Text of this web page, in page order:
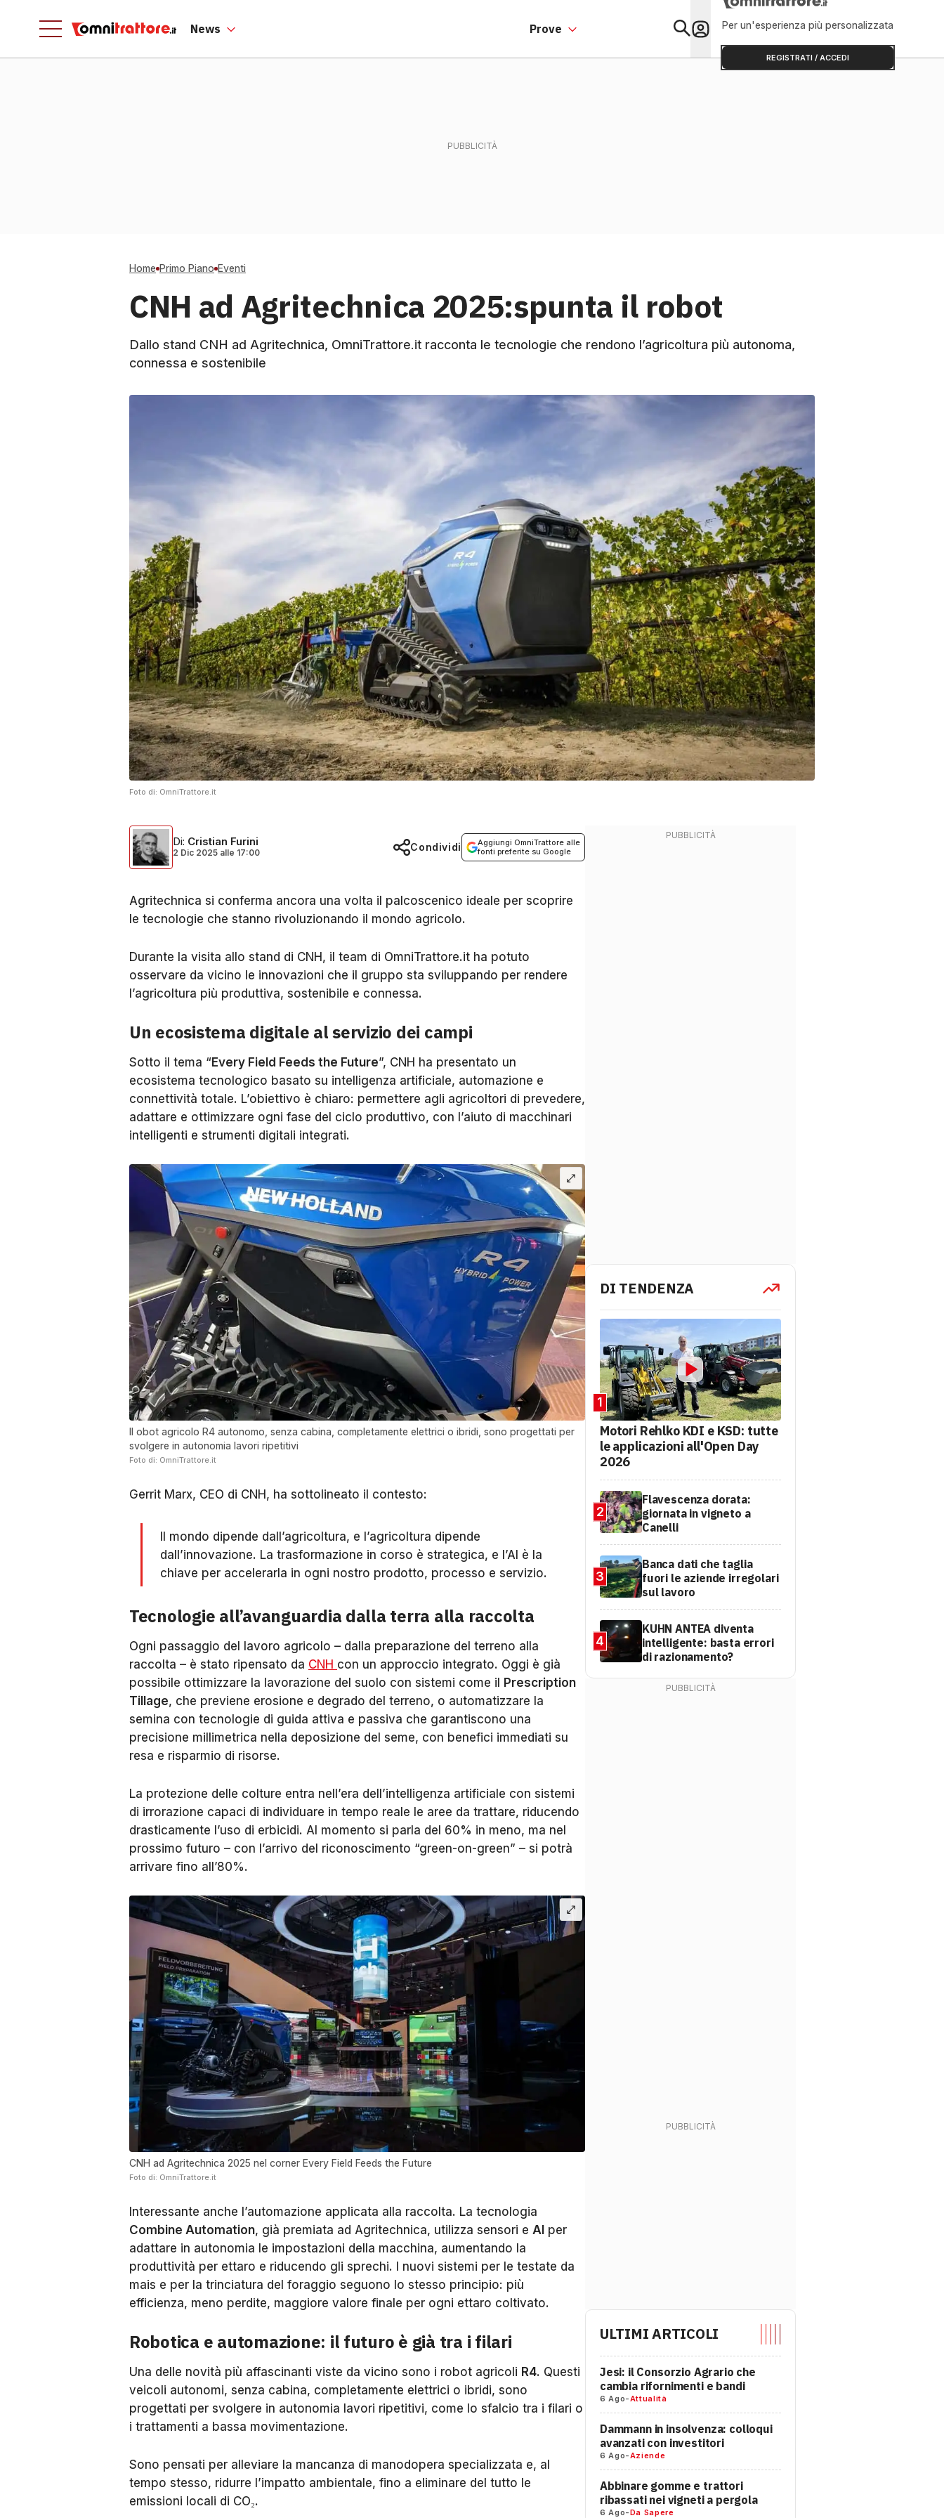
News Prove Primo Piano
Per un'esperienza più personalizzata
REGISTRATI / ACCEDI
Home Primo Piano Eventi
CNH ad Agritechnica 2025:spunta il robot
Dallo stand CNH ad Agritechnica, OmniTrattore.it racconta le tecnologie che rendono l’agricoltura più autonoma,
connessa e sostenibile
Foto di: OmniTrattore.it
Di: Cristian Furini
2 Dic 2025 alle 17:00
Aggiungi OmniTrattore alle
fonti preferite su Google
Condividi
Agritechnica si conferma ancora una volta il palcoscenico ideale per scoprire
le tecnologie che stanno rivoluzionando il mondo agricolo.
Durante la visita allo stand di CNH, il team di OmniTrattore.it ha potuto
osservare da vicino le innovazioni che il gruppo sta sviluppando per rendere
l’agricoltura più produttiva, sostenibile e connessa.
Un ecosistema digitale al servizio dei campi
Sotto il tema “ Every Field Feeds the Future”, CNH ha presentato un
ecosistema tecnologico basato su intelligenza artificiale, automazione e
connettività totale. L’obiettivo è chiaro: permettere agli agricoltori di prevedere,
adattare e ottimizzare ogni fase del ciclo produttivo, con l’aiuto di macchinari
intelligenti e strumenti digitali integrati.
Il obot agricolo R4 autonomo, senza cabina, completamente elettrici o ibridi, sono progettati per
svolgere in autonomia lavori ripetitivi
Foto di: OmniTrattore.it
Gerrit Marx, CEO di CNH, ha sottolineato il contesto:
Il mondo dipende dall’agricoltura, e l’agricoltura dipende
dall’innovazione. La trasformazione in corso è strategica, e l’AI è la
chiave per accelerarla in ogni nostro prodotto, processo e servizio.
Tecnologie all’avanguardia dalla terra alla raccolta
Ogni passaggio del lavoro agricolo – dalla preparazione del terreno alla
raccolta – è stato ripensato da CNH con un approccio integrato. Oggi è già
possibile ottimizzare la lavorazione del suolo con sistemi come il
Prescription
Tillage, che previene erosione e degrado del terreno, o automatizzare la
semina con tecnologie di guida attiva e passiva che garantiscono una
precisione millimetrica nella deposizione del seme, con benefici immediati su
resa e risparmio di risorse.
La protezione delle colture entra nell’era dell’intelligenza artificiale con sistemi
di irrorazione capaci di individuare in tempo reale le aree da trattare, riducendo
drasticamente l’uso di erbicidi. Al momento si parla del 60% in meno, ma nel
prossimo futuro – con l’arrivo del riconoscimento “green-on-green” – si potrà
arrivare fino all’80%.
CNH ad Agritechnica 2025 nel corner Every Field Feeds the Future
Foto di: OmniTrattore.it
Interessante anche l’automazione applicata alla raccolta. La tecnologia
Combine Automation, già premiata ad Agritechnica, utilizza sensori e AI per
adattare in autonomia le impostazioni della macchina, aumentando la
produttività per ettaro e riducendo gli sprechi. I nuovi sistemi per le testate da
mais e per la trinciatura del foraggio seguono lo stesso principio: più
efficienza, meno perdite, maggiore valore finale per ogni ettaro coltivato.
Robotica e automazione: il futuro è già tra i filari
Una delle novità più affascinanti viste da vicino sono i robot agricoli R4. Questi
veicoli autonomi, senza cabina, completamente elettrici o ibridi, sono
progettati per svolgere in autonomia lavori ripetitivi, come lo sfalcio tra i filari o
i trattamenti a bassa movimentazione.
Sono pensati per alleviare la mancanza di manodopera specializzata e, al
tempo stesso, ridurre l’impatto ambientale, fino a eliminare del tutto le
emissioni locali di CO₂.
DI TENDENZA
1
Motori Rehlko KDI e KSD: tutte
le applicazioni all'Open Day
2026
2
Flavescenza dorata:
giornata in vigneto a
Canelli
3
Banca dati che taglia
fuori le aziende irregolari
sul lavoro
4
KUHN ANTEA diventa
intelligente: basta errori
di razionamento?
ULTIMI ARTICOLI
Jesi: il Consorzio Agrario che
cambia rifornimenti e bandi
6 Ago-Attualità
Dammann in insolvenza: colloqui
avanzati con investitori
6 Ago-Aziende
Abbinare gomme e trattori
ribassati nei vigneti a pergola
6 Ago-Da Sapere